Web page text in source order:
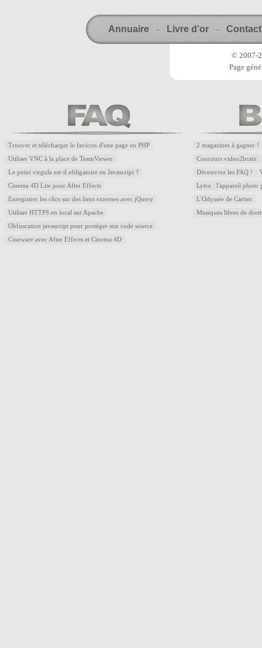
Annuaire - Livre d'or - Contact
© 2007-
Page
Trouver et télécharger le favicon d'une page en PHP
Utiliser VNC à la place de TeamViewer
Le point virgule est-il obligatoire en Javascript ?
Cinema 4D Lite pour After Effects
Enregistrer les clics sur des liens externes avec jQuery
Utiliser HTTPS en local sur Apache
Obfuscation javascript pour protéger son code source
Cineware avec After Effects et Cinema 4D
2 magazines à gagner !
Concours video2brain
Découvrez les FAQ !
Lytro : l'appareil photo
L'Odyssée de Cartier
Musiques libres de